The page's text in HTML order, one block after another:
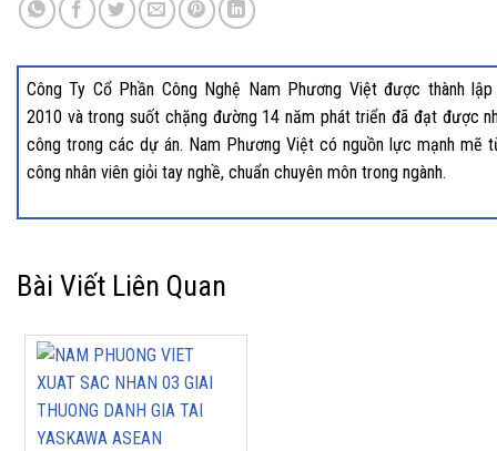
Công Ty Cổ Phần Công Nghệ Nam Phương Việt được thành
2010 và trong suốt chặng đường 14 năm phát triển đã đạt được
công trong các dự án. Nam Phương Việt có nguồn lực mạnh mẽ
công nhân viên giỏi tay nghề, chuẩn chuyên môn trong ngành.
Bài Viết Liên Quan